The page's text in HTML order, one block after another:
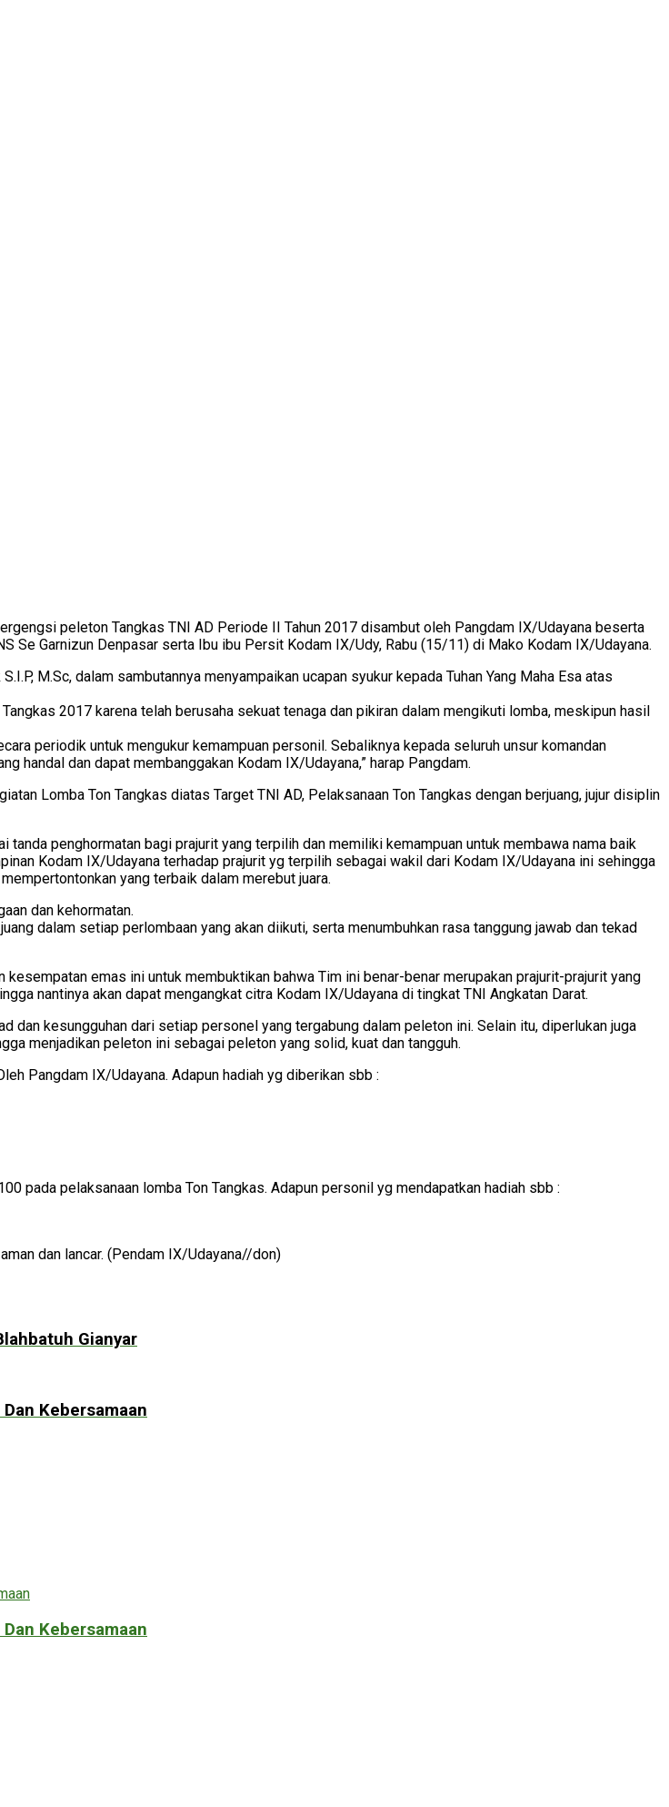
peleton Tangkas TNI AD Periode II Tahun 2017 disambut oleh Pangdam IX/Udayana beserta
Se Garnizun Denpasar serta Ibu ibu Persit Kodam IX/Udy, Rabu (15/11) di Mako Kodam IX/Udayana.
M.Sc, dalam sambutannya menyampaikan ucapan syukur kepada Tuhan Yang Maha Esa atas
2017 karena telah berusaha sekuat tenaga dan pikiran dalam mengikuti lomba, meskipun hasil
periodik untuk mengukur kemampuan personil. Sebaliknya kepada seluruh unsur komandan
handal dan dapat membanggakan Kodam IX/Udayana,” harap Pangdam.
Lomba Ton Tangkas diatas Target TNI AD, Pelaksanaan Ton Tangkas dengan berjuang, jujur disiplin
penghormatan bagi prajurit yang terpilih dan memiliki kemampuan untuk membawa nama baik
Kodam IX/Udayana terhadap prajurit yg terpilih sebagai wakil dari Kodam IX/Udayana ini sehingga
yang terbaik dalam merebut juara.
dan kehormatan.
dalam setiap perlombaan yang akan diikuti, serta menumbuhkan rasa tanggung jawab dan tekad
emas ini untuk membuktikan bahwa Tim ini benar-benar merupakan prajurit-prajurit yang
nantinya akan dapat mengangkat citra Kodam IX/Udayana di tingkat TNI Angkatan Darat.
dan kesungguhan dari setiap personel yang tergabung dalam peleton ini. Selain itu, diperlukan juga
menjadikan peleton ini sebagai peleton yang solid, kuat dan tangguh.
Pangdam IX/Udayana. Adapun hadiah yg diberikan sbb :
pada pelaksanaan lomba Ton Tangkas. Adapun personil yg mendapatkan hadiah sbb :
dan lancar. (Pendam IX/Udayana//don)
Gianyar
Kebersamaan
Kebersamaan